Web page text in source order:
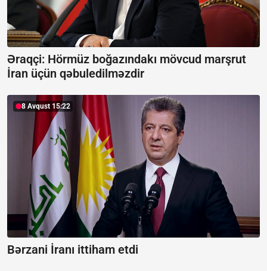
Əraqçi: Hörmüz boğazındakı mövcud marşrut
İran üçün qəbuledilməzdir
8 Avqust 15:22
Bərzani İranı ittiham etdi